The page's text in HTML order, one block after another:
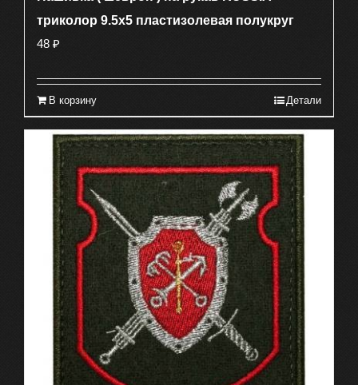
триколор 9.5х5 пластизолевая полукруг
48 ₽
В корзину Детали